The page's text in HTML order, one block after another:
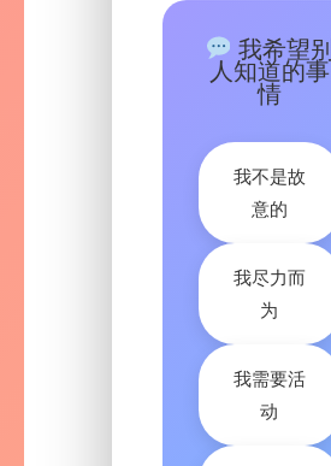
我希望别
人知道的事
情
我不是故
意的
我尽力而
为
我需要活
动